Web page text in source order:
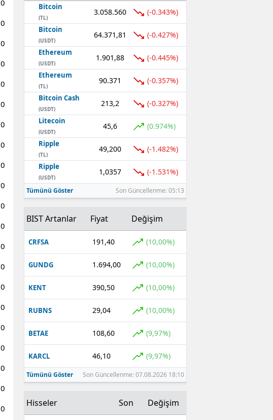
Bitcoin
(TL)
3.058.560 (-0.343%)
Bitcoin
(USDT)
64.371,81 (-0.427%)
Ethereum
(USDT)
1.901,88 (-0.445%)
Ethereum
(TL)
90.371 (-0.357%)
Bitcoin Cash
(USDT)
213,2 (-0.327%)
Litecoin
(USDT)
45,6 (0.974%)
Ripple
(TL)
49,200 (-1.482%)
Ripple
(USDT)
1,0357 (-1.531%)
Tümünü Göster Son Güncellenme: 05:13
BIST Artanlar Fiyat Değişim
CRFSA 191,40 (10,00%)
GUNDG 1.694,00 (10,00%)
KENT 390,50 (10,00%)
RUBNS 29,04 (10,00%)
BETAE 108,60 (9,97%)
KARCL 46,10 (9,97%)
Tümünü Göster Son Güncellenme: 07.08.2026 18:10
Hisseler Son Değişim